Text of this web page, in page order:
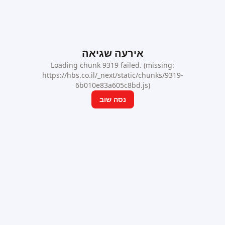
אירעה שגיאה
Loading chunk 9319 failed. (missing:
https://hbs.co.il/_next/static/chunks/9319-
6b010e83a605c8bd.js)